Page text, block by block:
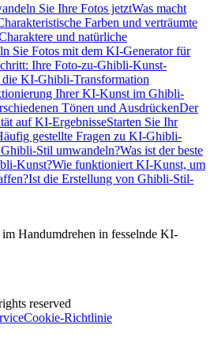
Sie Ihre Fotos jetztWas macht
Farben und verträumte
und natürliche
Sie Fotos mit dem KI-Generator für
Ihre Foto-zu-Ghibli-Kunst-
KI-Ghibli-Transformation
Ihrer KI-Kunst im Ghibli-
Tönen und AusdrückenDer
auf KI-ErgebnisseStarten Sie Ihr
gestellte Fragen zu KI-Ghibli-
Stil umwandeln?Was ist der beste
Kunst?Wie funktioniert KI-Kunst, um
Ist die Erstellung von Ghibli-Stil-
Handumdrehen in fesselnde KI-
reserved
Cookie-Richtlinie